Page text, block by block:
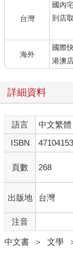
台灣
國內
到店
海外
國際
港澳
詳細資料
語言 中文繁體
ISBN
頁數 268
出版地 台灣
注音
中文書 ＞ 文學